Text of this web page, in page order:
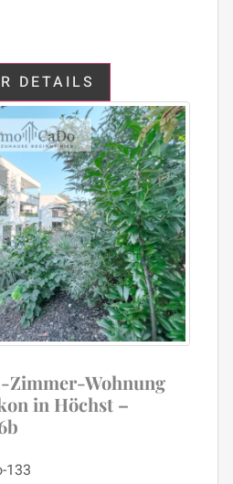
DETAILS
Zimmer-Wohnung
in Höchst –
133